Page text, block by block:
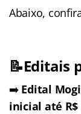
Abaixo,
📝Editais
➡️ Edital
inicial até